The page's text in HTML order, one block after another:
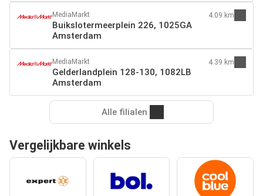
MediaMarkt
Buikslotermeerplein 226, 1025GA
Amsterdam
4.09 km
MediaMarkt
Gelderlandplein 128-130, 1082LB
Amsterdam
4.39 km
Alle filialen
Vergelijkbare winkels